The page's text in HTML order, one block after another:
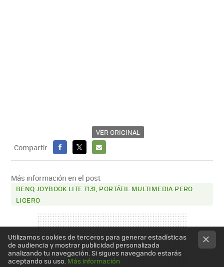
VER ORIGINAL
Compartir
FACEBOOK
X
E-
MAIL
Más información en el post
BENQ JOYBOOK LITE T131, PORTÁTIL MULTIMEDIA PERO
LIGERO
Utilizamos cookies de terceros para generar estadísticas
de audiencia y mostrar publicidad personalizada
analizando tu navegación. Si sigues navegando estarás
aceptando su uso. Más información